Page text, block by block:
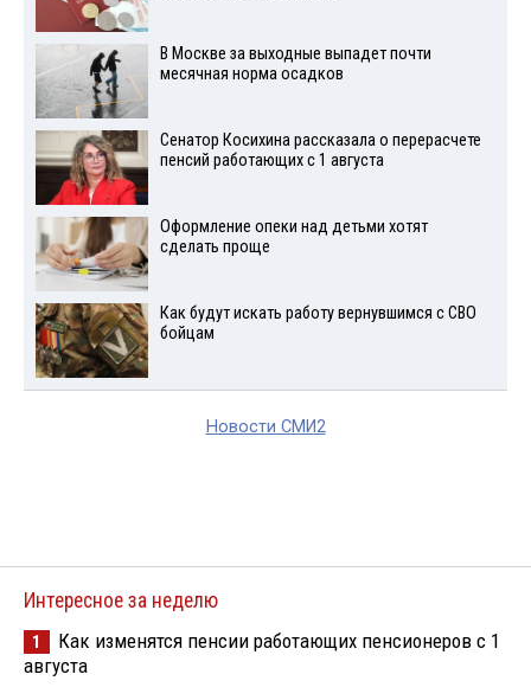
В Москве за выходные выпадет почти
месячная норма осадков
Сенатор Косихина рассказала о перерасчете
пенсий работающих с 1 августа
Оформление опеки над детьми хотят
сделать проще
Как будут искать работу вернувшимся с СВО
бойцам
Новости СМИ2
Интересное за неделю
1
Как изменятся пенсии работающих пенсионеров с 1
августа